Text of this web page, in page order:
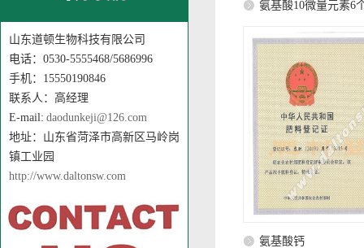
山东道顿生物科技有限公司
电话：0530-5555468/5686996
手机：15550190846
联系人：高经理
E-mail: daodunkeji@126.com
地址：山东省菏泽市高新区马岭岗
镇工业园
http://www.daltonsw.com
氨基酸10微量元素6
氨基酸钙